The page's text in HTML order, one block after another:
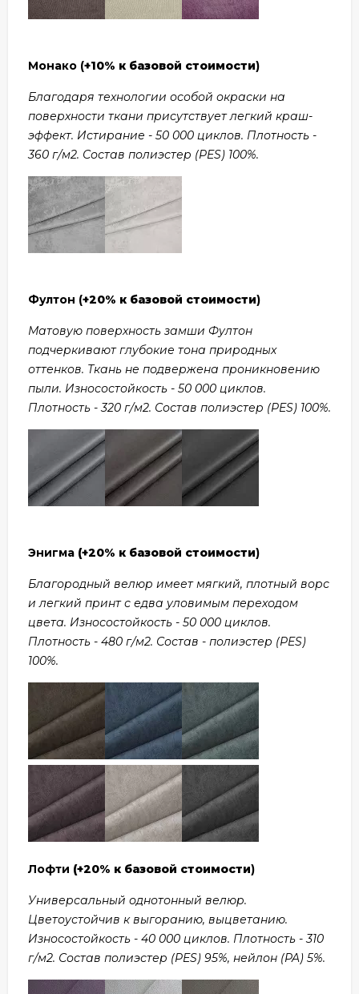
Монако (+10% к базовой стоимости)
Благодаря технологии особой окраски на
поверхности ткани присутствует легкий краш-
эффект. Истирание - 50 000 циклов. Плотность -
360 г/м2. Состав полиэстер (PES) 100%.
Фултон (+20% к базовой стоимости)
Матовую поверхность замши Фултон
подчеркивают глубокие тона природных
оттенков. Ткань не подвержена проникновению
пыли. Износостойкость - 50 000 циклов.
Плотность - 320 г/м2. Состав полиэстер (PES) 100%.
Энигма (+20% к базовой стоимости)
Благородный велюр имеет мягкий, плотный ворс
и легкий принт с едва уловимым переходом
цвета. Износостойкость - 50 000 циклов.
Плотность - 480 г/м2. Состав - полиэстер (PES)
100%.
Лофти (+20% к базовой стоимости)
Универсальный однотонный велюр.
Цветоустойчив к выгоранию, выцветанию.
Износостойкость - 40 000 циклов. Плотность - 310
г/м2. Состав полиэстер (PES) 95%, нейлон (PA) 5%.